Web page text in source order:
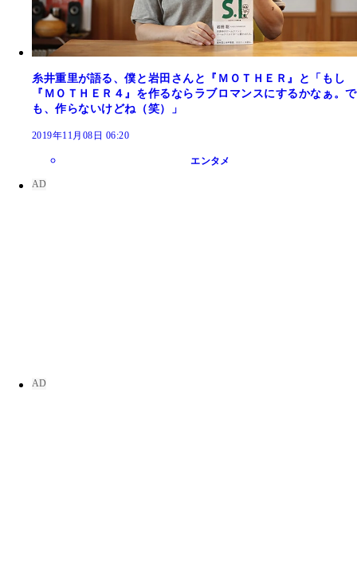
糸井重里が語る、僕と岩田さんと『ＭＯＴＨＥＲ』と「もし
『ＭＯＴＨＥＲ４』を作るならラブロマンスにするかなぁ。で
も、作らないけどね（笑）」
2019年11月08日 06:20
エンタメ